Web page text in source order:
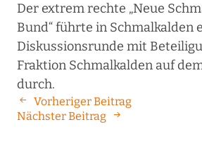
Der extrem rechte „Neue
Bund“ führte in Schmalkalden
Diskussionsrunde mit
Fraktion Schmalkalden auf
durch.
Vorheriger Beitrag
Nächster Beitrag